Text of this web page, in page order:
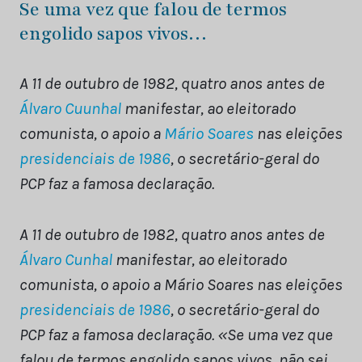
Se uma vez que falou de termos
engolido sapos vivos…
A 11 de outubro de 1982, quatro anos antes de
Álvaro Cuunhal manifestar, ao eleitorado
comunista, o apoio a Mário Soares nas eleições
presidenciais de 1986, o secretário-geral do
PCP faz a famosa declaração.
A 11 de outubro de 1982, quatro anos antes de
Álvaro Cunhal manifestar, ao eleitorado
comunista, o apoio a Mário Soares nas eleições
presidenciais de 1986, o secretário-geral do
PCP faz a famosa declaração. «Se uma vez que